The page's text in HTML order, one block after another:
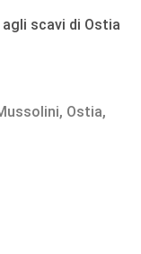
scavi di Ostia
, Ostia,